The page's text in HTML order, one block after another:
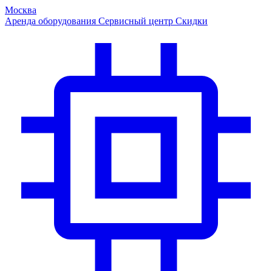
Москва
Аренда оборудования Сервисный центр Скидки